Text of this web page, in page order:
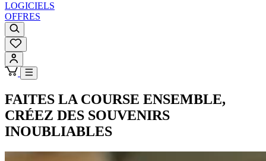
LOGICIELS
OFFRES
FAITES LA COURSE ENSEMBLE,
CRÉEZ DES SOUVENIRS
INOUBLIABLES